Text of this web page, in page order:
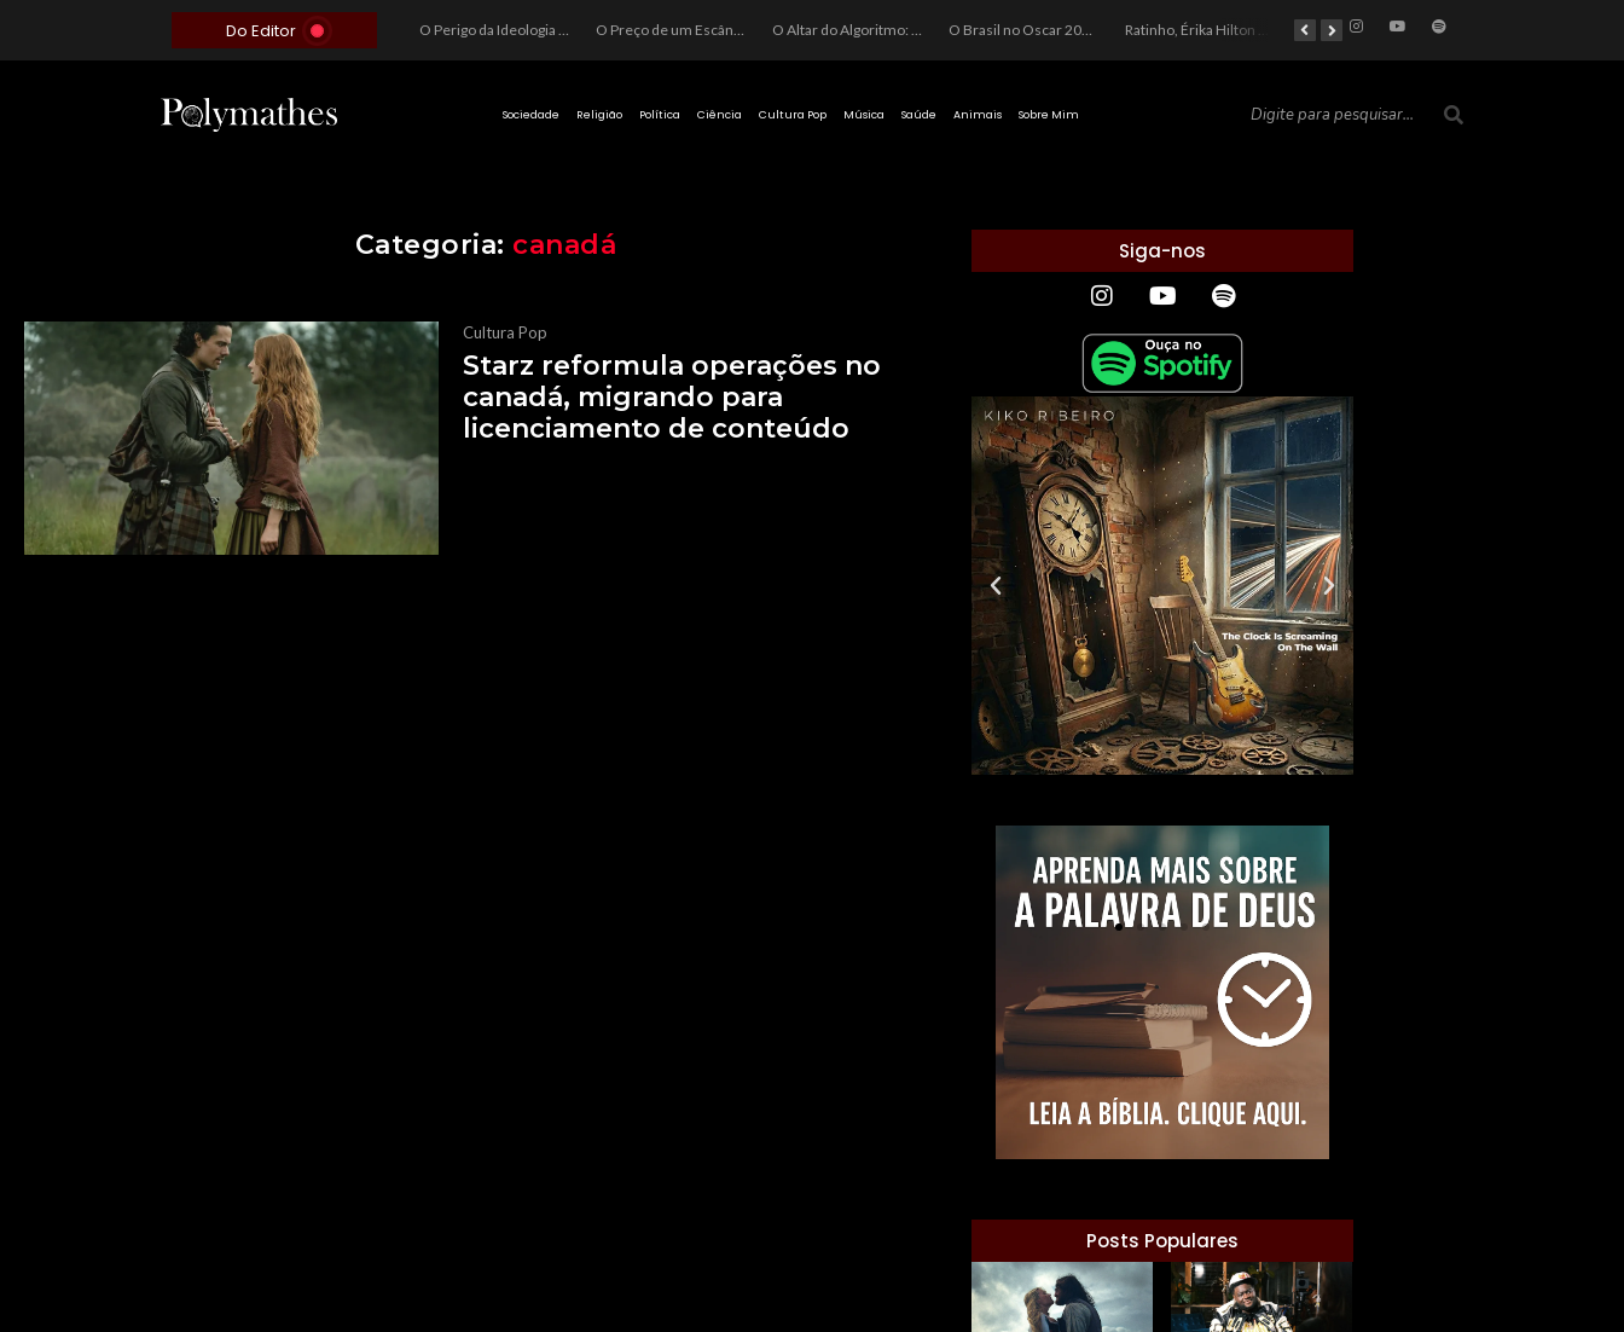
Do Editor O Perigo da Ideologia Desenfreada na Justiça: Quando a Pauta Política Substitui a Pena Criminal O Preço de um Escândalo: A Discrepância Entre o “Filme de Bolsonaro” e a Realidade do Cinema Mundial O Altar do Algoritmo: A Carência Humana e a Fabricação de Heróis no Brasil O Brasil no Oscar 2026: Entre a Cota do Politicamente Correto e a Realidade das Telas Ratinho, Érika Hilton e a Farsa Política: Quem Ganha com o Barulho no País de Bobson? As controvérsias que marcam o cenário político e econômico nacional
Sociedade Religião Política Ciência Cultura Pop Música Saúde Animais Sobre Mim
Categoria: canadá
Cultura Pop
Starz reformula operações no
canadá, migrando para
licenciamento de conteúdo
Siga-nos
Posts Populares